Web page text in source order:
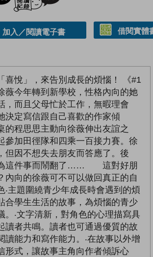
加入／閱讀電子書 借閱實體
喜悅」，來告別成長的煩惱！ 《#1
薇今年轉到新學校，性格內向的她
，而且父母忙於工作，無暇理會
決定寫信跟自己喜歡的作家傾
思思主動向徐薇伸出友誼之
參加田徑隊和四乘一百接力賽。徐
但因不想失去朋友而答應了。後
為這件事而鬧翻了…… 這對好朋
內向的徐薇可不可以做回真正的自
‧主題圍繞青少年成長時會遇到的煩
合學生生活的故事，為煩惱的青少
。‧文字清新，對角色的心理描寫具
讀者共鳴。讀者也可通過優質的故
讀能力和寫作能力。‧在故事以外增
形式，讓故事主角向作者傾訴心